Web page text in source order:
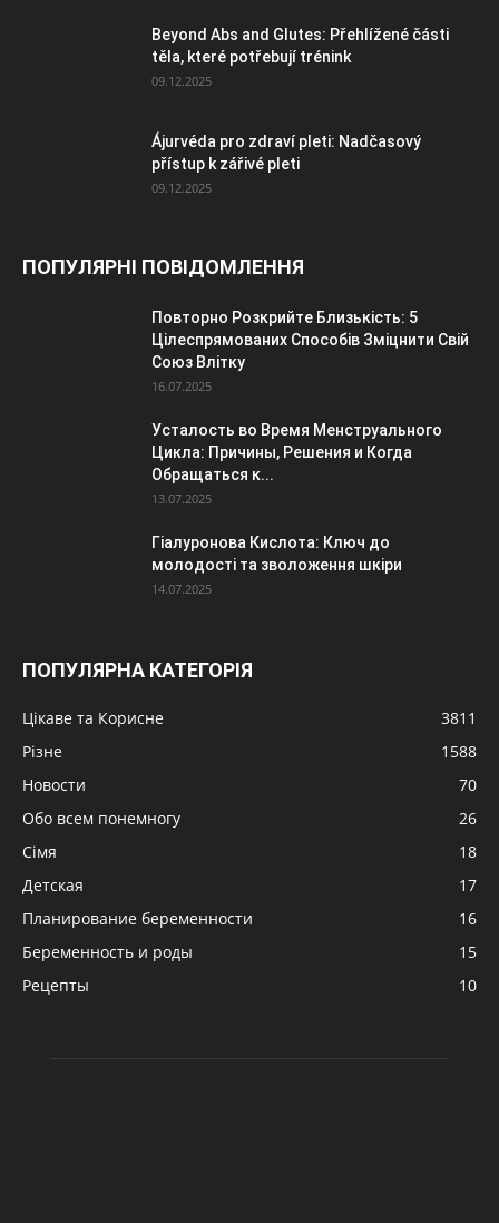
Beyond Abs and Glutes: Přehlížené části
těla, které potřebují trénink
09.12.2025
Ájurvéda pro zdraví pleti: Nadčasový
přístup k zářivé pleti
09.12.2025
ПОПУЛЯРНІ ПОВІДОМЛЕННЯ
Повторно Розкрийте Близькість: 5
Цілеспрямованих Способів Зміцнити Свій
Союз Влітку
16.07.2025
Усталость во Время Менструального
Цикла: Причины, Решения и Когда
Обращаться к...
13.07.2025
Гіалуронова Кислота: Ключ до
молодості та зволоження шкіри
14.07.2025
ПОПУЛЯРНА КАТЕГОРІЯ
Цікаве та Корисне
3811
Різне
1588
Новости
70
Обо всем понемногу
26
Сімя
18
Детская
17
Планирование беременности
16
Беременность и роды
15
Рецепты
10